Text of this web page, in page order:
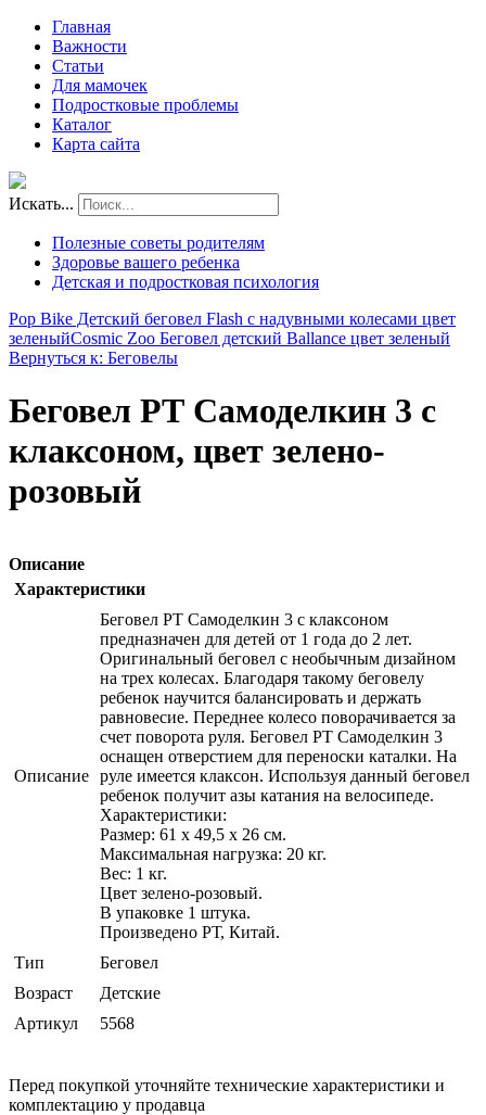
Главная
Важности
Статьи
Для мамочек
Подростковые проблемы
Каталог
Карта сайта
Искать...
Полезные советы родителям
Здоровье вашего ребенка
Детская и подростковая психология
Pop Bike Детский беговел Flash с надувными колесами цвет
зеленыйCosmic Zoo Беговел детский Ballance цвет зеленый
Вернуться к: Беговелы
Беговел РТ Самоделкин 3 с
клаксоном, цвет зелено-
розовый
Описание
Характеристики
Описание
Беговел РТ Самоделкин 3 с клаксоном
предназначен для детей от 1 года до 2 лет.
Оригинальный беговел с необычным дизайном
на трех колесах. Благодаря такому беговелу
ребенок научится балансировать и держать
равновесие. Переднее колесо поворачивается за
счет поворота руля. Беговел РТ Самоделкин 3
оснащен отверстием для переноски каталки. На
руле имеется клаксон. Используя данный беговел
ребенок получит азы катания на велосипеде.
Характеристики:
Размер: 61 х 49,5 х 26 см.
Максимальная нагрузка: 20 кг.
Вес: 1 кг.
Цвет зелено-розовый.
В упаковке 1 штука.
Произведено РТ, Китай.
Тип
Беговел
Возраст
Детские
Артикул
5568
Перед покупкой уточняйте технические характеристики и
комплектацию у продавца